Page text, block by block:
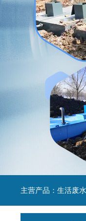
主营产品：生活废